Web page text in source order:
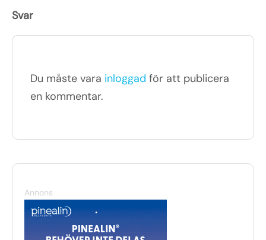
Svar
Du måste vara inloggad för att publicera
en kommentar.
Annons